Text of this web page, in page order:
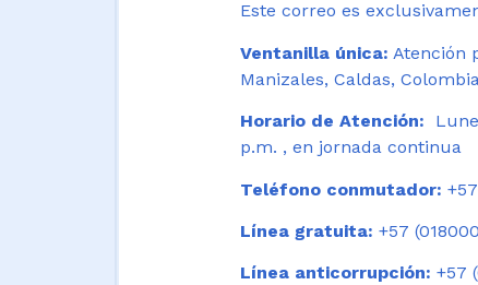
Este correo es
Ventanilla única: Atención
Manizales, Caldas, Colombia
Horario de Atención:
p.m. , en jornada continua
Teléfono conmutador:
Línea gratuita: +57
Línea anticorrupción: +57